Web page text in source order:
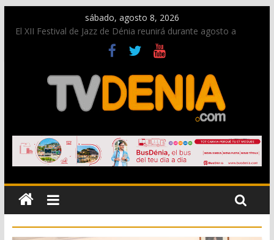
sábado, agosto 8, 2026
El XII Festival de Jazz de Dénia reunirá durante agosto a
figuras nacionales e internacionales en los Jardins de
Una nueva oportunidad para donar sangre en Cruz Roja
El bando moro protagonista en la Segunda Entraeta Festera
Paco Adsuar dona al Arxiu de Dénia más de 50.000 imágenes
La Entraeta Festera llena de ambiente la calle Marqués de
Campo con la recepción a la Capitanía Cristiana